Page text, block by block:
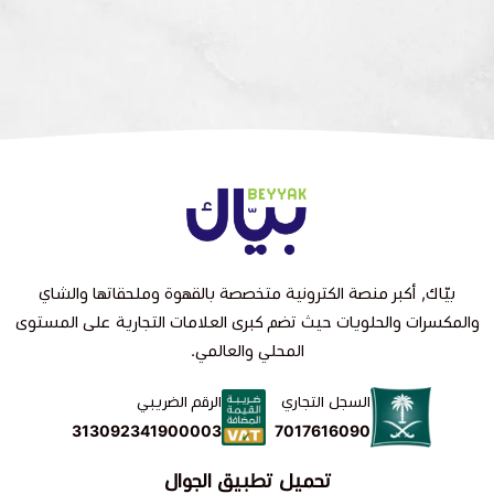
بيّاك, أكبر منصة الكترونية متخصصة بالقهوة وملحقاتها والشاي
والمكسرات والحلويات حيث تضم كبرى العلامات التجارية على المستوى
المحلي والعالمي.
السجل التجاري
7017616090
الرقم الضريبي
313092341900003
تحميل تطبيق الجوال